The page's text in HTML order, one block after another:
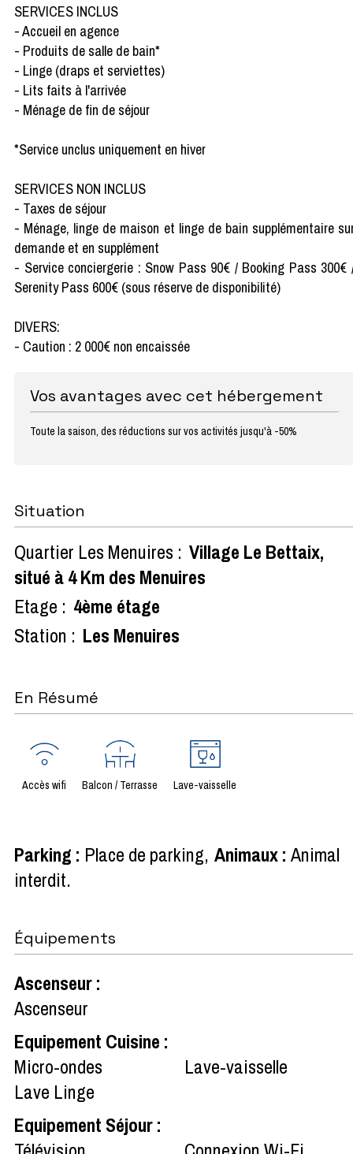
SERVICES INCLUS
- Accueil en agence
- Produits de salle de bain*
- Linge (draps et serviettes)
- Lits faits à l'arrivée
- Ménage de fin de séjour
*Service unclus uniquement en hiver
SERVICES NON INCLUS
- Taxes de séjour
- Ménage, linge de maison et linge de bain supplémentaire
demande et en supplément
- Service conciergerie : Snow Pass 90€ / Booking Pass 300€
Serenity Pass 600€ (sous réserve de disponibilité)
DIVERS:
- Caution : 2 000€ non encaissée
Vos avantages avec cet hébergement
Toute la saison, des réductions sur vos activités jusqu'à -50%
Situation
Quartier Les Menuires : Village Le Bettaix,
situé à 4 Km des Menuires
Etage : 4ème étage
Station : Les Menuires
En Résumé
Accès wifi Balcon / Terrasse Lave-vaisselle
Parking : Place de parking Animaux: Animal
interdit
Équipements
Ascenseur:
Ascenseur
Equipement Cuisine :
Micro-ondes
Lave-vaisselle
Lave Linge
Equipement Séjour: